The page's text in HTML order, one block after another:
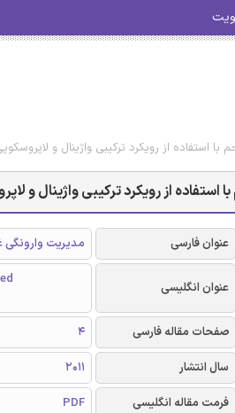
استفاده از رویکرد ترکیبی واژینال و
از رویکرد ترکیبی واژینال و
عنوان فارسی مدیریت وارونگی
عنوان انگلیسی
صفحات مقاله فارسی
4
سال انتشار
2011
فرمت مقاله انگلیسی
PDF